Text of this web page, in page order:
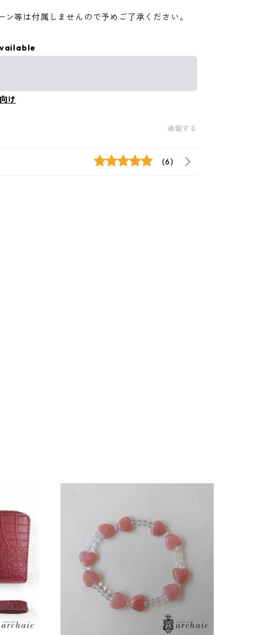
等は付属しませんので予めご了承ください。
け
通報する
(6)